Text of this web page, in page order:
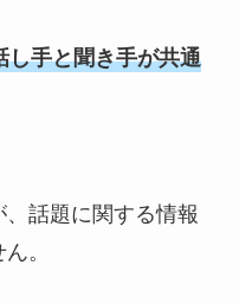
し手と聞き手が共通
、話題に関する情報
。